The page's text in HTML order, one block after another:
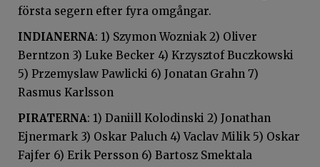
första segern efter fyra omgångar.
INDIANERNA: 1) Szymon Wozniak 2) Oliver
Berntzon 3) Luke Becker 4) Krzysztof Buczkowski
5) Przemyslaw Pawlicki 6) Jonatan Grahn 7)
Rasmus Karlsson
PIRATERNA: 1) Daniill Kolodinski 2) Jonathan
Ejnermark 3) Oskar Paluch 4) Vaclav Milik 5) Oskar
Fajfer 6) Erik Persson 6) Bartosz Smektala